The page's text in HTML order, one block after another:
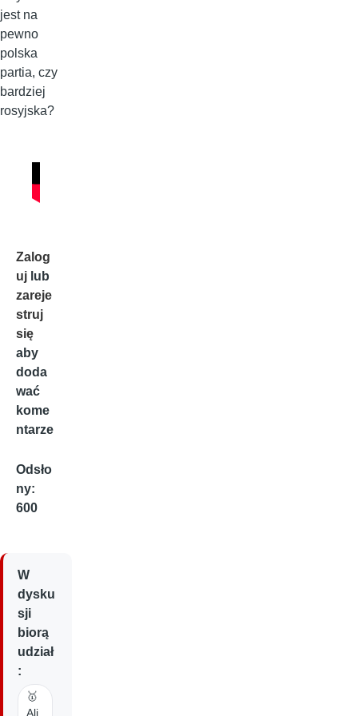
jest na
pewno
polska
partia, czy
bardziej
rosyjska?
Zalog
uj lub
zareje
struj
się
aby
doda
wać
kome
ntarze
Odsło
ny:
600
W
dysku
sji
biorą
udział
:
🥇
Ali